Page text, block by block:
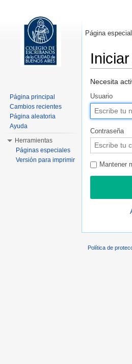
Necesita
Usuario
Contraseña
Mantener
Página especial
Página principal
Cambios recientes
Página aleatoria
Ayuda
Herramientas
Páginas especiales
Versión para imprimir
Política de